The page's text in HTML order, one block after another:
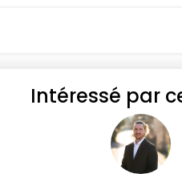
Intéressé par